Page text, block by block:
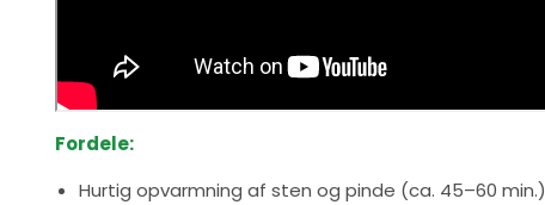
Fordele:
Hurtig opvarmning af sten og pinde (ca. 45–60 min.)